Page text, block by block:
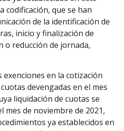
codificación, que se han
de la identificación de
inicio y finalización de
o reducción de jornada,
exenciones en la cotización
devengadas en el mes
liquidación de cuotas se
mes de noviembre de 2021,
ya establecidos en